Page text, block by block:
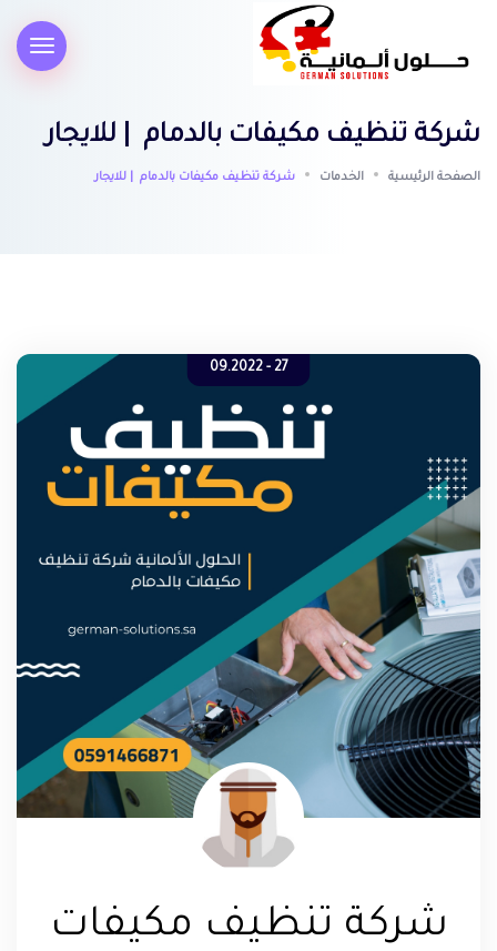
شركة تنظيف مكيفات بالدمام | للايجار
الصفحة الرئيسية الخدمات شركة تنظيف مكيفات بالدمام | للايجار
27 - 09.2022
شركة تنظيف مكيفات